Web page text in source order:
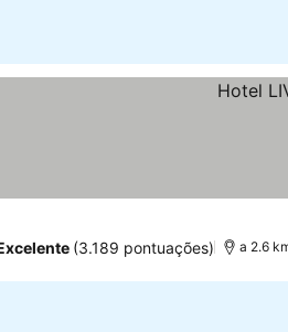
(3.189 pontuações) a 2.6